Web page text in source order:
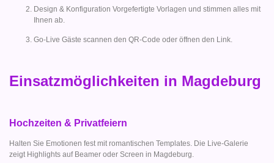
Design & Konfiguration Vorgefertigte Vorlagen und stimmen alles mit
Ihnen ab.
Go-Live Gäste scannen den QR-Code oder öffnen den Link.
Einsatzmöglichkeiten in Magdeburg
Hochzeiten & Privatfeiern
Halten Sie Emotionen fest mit romantischen Templates. Die Live-Galerie
zeigt Highlights auf Beamer oder Screen in Magdeburg.